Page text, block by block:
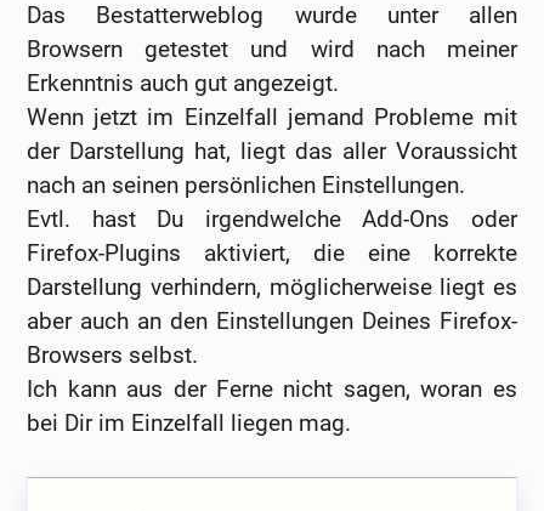
Das Bestatterweblog wurde unter allen
Browsern getestet und wird nach meiner
Erkenntnis auch gut angezeigt.
Wenn jetzt im Einzelfall jemand Probleme mit
der Darstellung hat, liegt das aller Voraussicht
nach an seinen persönlichen Einstellungen.
Evtl. hast Du irgendwelche Add-Ons oder
Firefox-Plugins aktiviert, die eine korrekte
Darstellung verhindern, möglicherweise liegt es
aber auch an den Einstellungen Deines Firefox-
Browsers selbst.
Ich kann aus der Ferne nicht sagen, woran es
bei Dir im Einzelfall liegen mag.